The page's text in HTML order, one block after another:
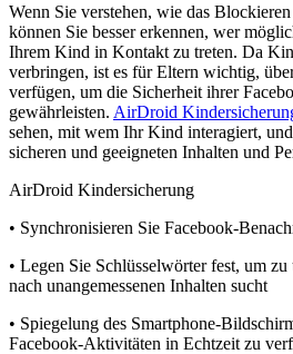
Wenn Sie verstehen, wie das
können Sie besser erkennen, wer
Ihrem Kind in Kontakt zu treten. Da
verbringen, ist es für Eltern wichtig,
verfügen, um die Sicherheit ihrer
gewährleisten. AirDroid
sehen, mit wem Ihr Kind interagiert,
sicheren und geeigneten Inhalten und
AirDroid Kindersicherung
• Synchronisieren Sie Facebook-
• Legen Sie Schlüsselwörter fest, um
nach unangemessenen Inhalten sucht
• Spiegelung des Smartphone-
Facebook-Aktivitäten in Echtzeit zu